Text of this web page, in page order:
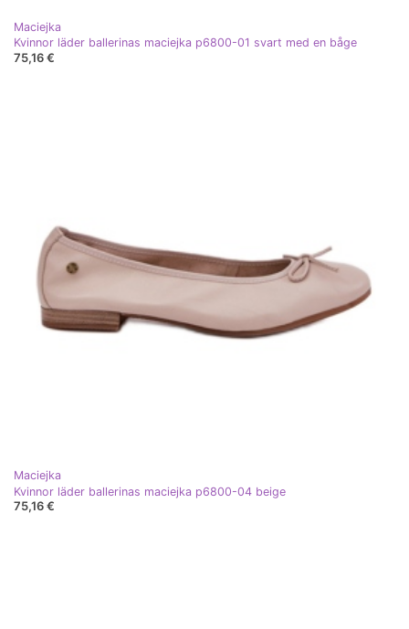
Maciejka
Kvinnor läder ballerinas maciejka p6800-01 svart med en båge
75,16 €
Maciejka
Kvinnor läder ballerinas maciejka p6800-04 beige
75,16 €